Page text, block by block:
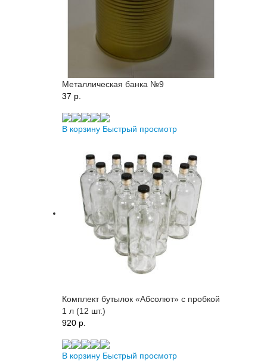
Металлическая банка №9
37 p.
В корзину Быстрый просмотр
Комплект бутылок «Абсолют» с пробкой
1 л (12 шт.)
920 p.
В корзину Быстрый просмотр